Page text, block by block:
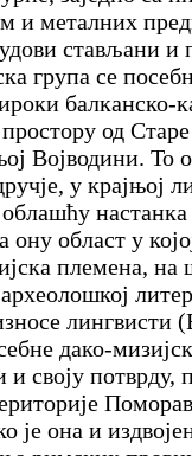
и металних
стављани
група се
балканско-
од
Војводини. То
у крајњој
ону област у
племена, на
лингвисти
дако-
и своју потврду,
је она и